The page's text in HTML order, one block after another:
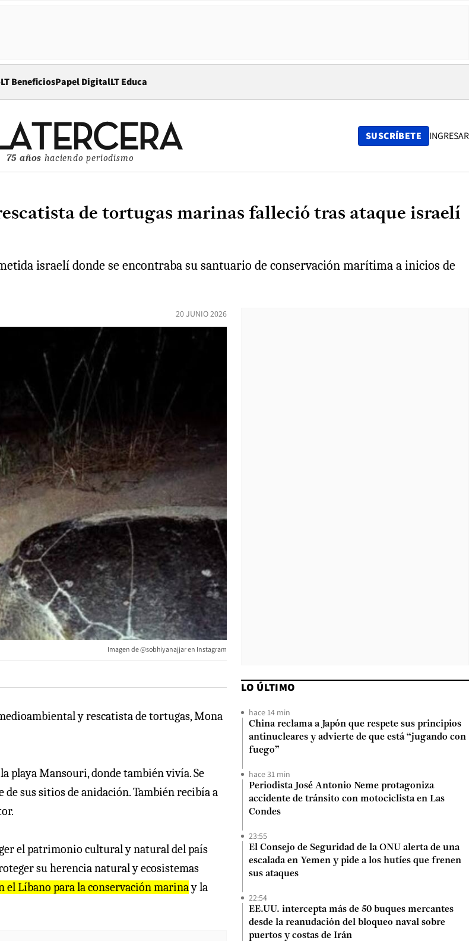
LT BeneficiosPapel DigitalOpens in new window
LT Educa
75 años haciendo periodismo
SUSCRÍBETE INGRESAR
de tortugas marinas falleció tras ataque israelí
israelí donde se encontraba su santuario de conservación marítima a inicios de
20 JUNIO 2026
Imagen de @sobhiyanajjar en Instagram
y rescatista de tortugas, Mona
playa Mansouri, donde también vivía. Se
sus sitios de anidación. También recibía a
el patrimonio cultural y natural del país
su herencia natural y ecosistemas
el Líbano para la conservación marinay la
LO ÚLTIMO
hace 14 min
China reclama a Japón que respete sus principios
antinucleares y advierte de que está “jugando con
fuego”
hace 31 min
Periodista José Antonio Neme protagoniza
accidente de tránsito con motociclista en Las
Condes
23:55
El Consejo de Seguridad de la ONU alerta de una
escalada en Yemen y pide a los hutíes que frenen
sus ataques
22:54
EE.UU. intercepta más de 50 buques mercantes
desde la reanudación del bloqueo naval sobre
puertos y costas de Irán